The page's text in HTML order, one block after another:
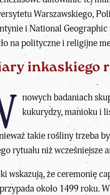
Warszawskiego,
i National Geographic
na polityczne i religijne
inkaskiego
nowych badaniach
kukurydzy, manioku i
takie rośliny trzeba
rytuału niż
wskazują, że ceremonię
około 1499 roku.